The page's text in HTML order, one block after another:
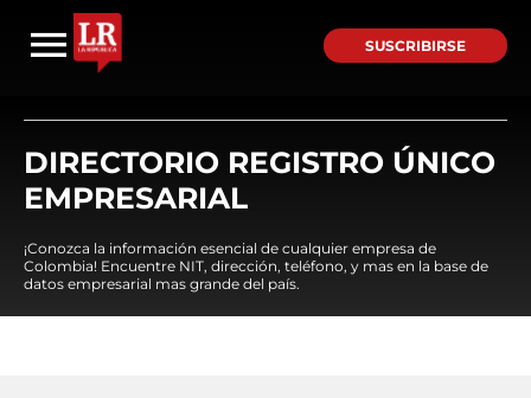
SUSCRIBIRSE
DIRECTORIO REGISTRO ÚNICO
EMPRESARIAL
¡Conozca la información esencial de cualquier empresa de
Colombia! Encuentre NIT, dirección, teléfono, y mas en la base de
datos empresarial mas grande del país.